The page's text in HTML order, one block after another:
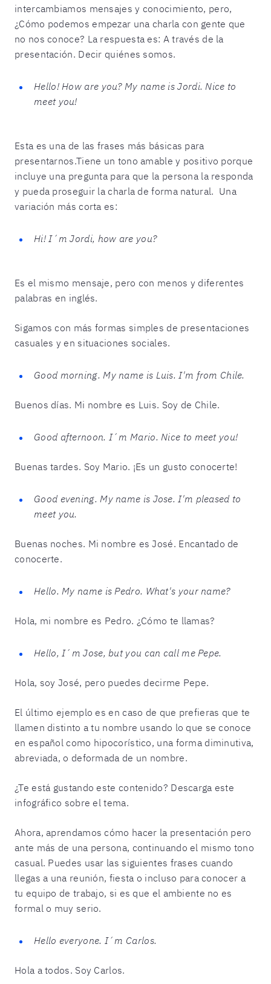
intercambiamos mensajes y conocimiento, pero,
¿Cómo podemos empezar una charla con gente que
no nos conoce? La respuesta es: A través de la
presentación. Decir quiénes somos.
Hello! How are you? My name is Jordi. Nice to
meet you!
Esta es una de las frases más básicas para
presentarnos.Tiene un tono amable y positivo porque
incluye una pregunta para que la persona la responda
y pueda proseguir la charla de forma natural. Una
variación más corta es:
Hi! I´m Jordi, how are you?
Es el mismo mensaje, pero con menos y diferentes
palabras en inglés.
Sigamos con más formas simples de presentaciones
casuales y en situaciones sociales.
Good morning. My name is Luis. I'm from Chile.
Buenos días. Mi nombre es Luis. Soy de Chile.
Good afternoon. I´m Mario. Nice to meet you!
Buenas tardes. Soy Mario. ¡Es un gusto conocerte!
Good evening. My name is Jose. I'm pleased to
meet you.
Buenas noches. Mi nombre es José. Encantado de
conocerte.
Hello. My name is Pedro. What's your name?
Hola, mi nombre es Pedro. ¿Cómo te llamas?
Hello, I´m Jose, but you can call me Pepe.
Hola, soy José, pero puedes decirme Pepe.
El último ejemplo es en caso de que prefieras que te
llamen distinto a tu nombre usando lo que se conoce
en español como hipocorístico, una forma diminutiva,
abreviada, o deformada de un nombre.
¿Te está gustando este contenido? Descarga este
infográfico sobre el tema.
Ahora, aprendamos cómo hacer la presentación pero
ante más de una persona, continuando el mismo tono
casual. Puedes usar las siguientes frases cuando
llegas a una reunión, fiesta o incluso para conocer a
tu equipo de trabajo, si es que el ambiente no es
formal o muy serio.
Hello everyone. I´m Carlos.
Hola a todos. Soy Carlos.